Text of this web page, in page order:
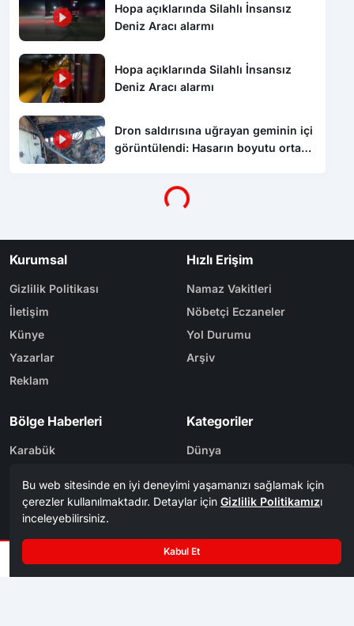
Hopa açıklarında Silahlı İnsansız
Deniz Aracı alarmı
Hopa açıklarında Silahlı İnsansız
Deniz Aracı alarmı
Dron saldırısına uğrayan geminin içi
görüntülendi: Hasarın boyutu ortaya
Yükleniyor...
Kurumsal
Gizlilik Politikası
İletişim
Künye
Yazarlar
Reklam
Hızlı Erişim
Namaz Vakitleri
Nöbetçi Eczaneler
Yol Durumu
Arşiv
Bölge Haberleri
Karabük
Kastamonu
Bolu
Zonguldak
Kategoriler
Dünya
Ekonomi
Spor